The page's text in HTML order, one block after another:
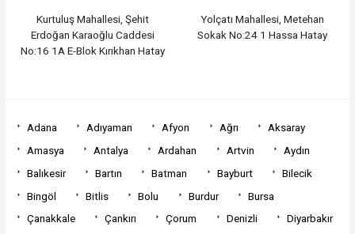
Kurtuluş Mahallesi, Şehit
Erdoğan Karaoğlu Caddesi
No:16 1A E-Blok Kırıkhan Hatay
Yolçatı Mahallesi, Metehan
Sokak No:24 1 Hassa Hatay
Adana Adıyaman Afyon Ağrı
Aksaray
Amasya
Antalya Ardahan Artvin
Aydın
Balıkesir
Bartın Batman Bayburt
Bilecik
Bingöl
Bitlis Bolu Burdur
Bursa
Çanakkale
Çankırı Çorum Denizli
Diyarbakır